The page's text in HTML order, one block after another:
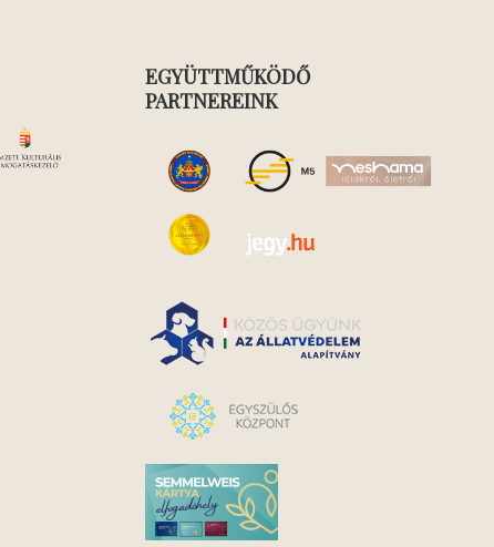
EGYÜTTMŰKÖDŐ
PARTNEREINK